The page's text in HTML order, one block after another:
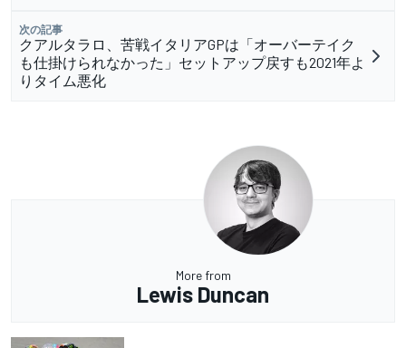
次の記事
クアルタラロ、苦戦イタリアGPは「オーバーテイク
も仕掛けられなかった」セットアップ戻すも2021年よ
りタイム悪化
More from
Lewis Duncan